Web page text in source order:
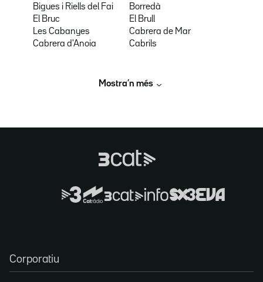
Bigues i Riells del Fai
Borredà
El Bruc
El Brull
Les Cabanyes
Cabrera de Mar
Cabrera d'Anoia
Cabrils
Mostra’n més
Corporatiu